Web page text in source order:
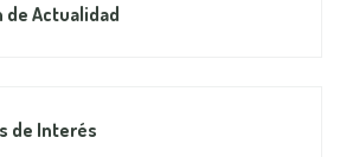
Actualidad
de Interés